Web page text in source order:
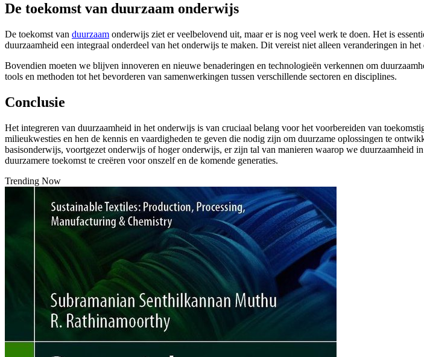
De toekomst van duurzaam onderwijs
De toekomst van duurzaam onderwijs ziet er veelbelovend uit, maar er is nog veel werk te doen. Het is
duurzaamheid een integraal onderdeel van het onderwijs te maken. Dit vereist niet alleen veranderingen in
Bovendien moeten we blijven innoveren en nieuwe benaderingen en technologieën verkennen om
tools en methoden tot het bevorderen van samenwerkingen tussen verschillende sectoren en disciplines.
Conclusie
Het integreren van duurzaamheid in het onderwijs is van cruciaal belang voor het voorbereiden van
milieukwesties en hen de kennis en vaardigheden te geven die nodig zijn om duurzame oplossingen te
basisonderwijs, voortgezet onderwijs of hoger onderwijs, er zijn tal van manieren waarop we duurzaamheid
duurzamere toekomst te creëren voor onszelf en de komende generaties.
Trending Now